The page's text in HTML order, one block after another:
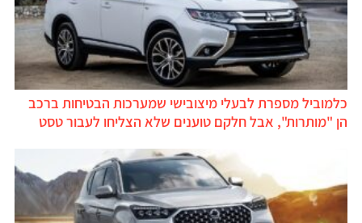
מספרת לבעלי מיצובישי שמערכות הבטיחות ברכב
"מותרות", אבל חלקם טוענים שלא הצליחו לעבור טסט